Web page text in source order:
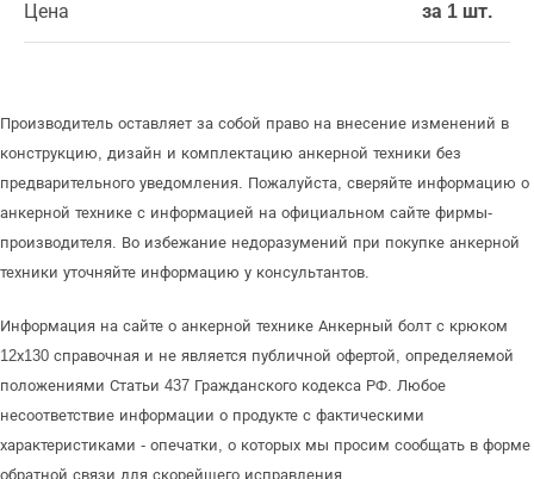
Цена за 1 шт.
Производитель оставляет за собой право на внесение изменений в
конструкцию, дизайн и комплектацию анкерной техники без
предварительного уведомления. Пожалуйста, сверяйте информацию о
анкерной технике с информацией на официальном сайте фирмы-
производителя. Во избежание недоразумений при покупке анкерной
техники уточняйте информацию у консультантов.
Информация на сайте о анкерной технике Анкерный болт с крюком
12х130 справочная и не является публичной офертой, определяемой
положениями Статьи 437 Гражданского кодекса РФ. Любое
несоответствие информации о продукте с фактическими
характеристиками - опечатки, о которых мы просим сообщать в форме
обратной связи для скорейшего исправления.